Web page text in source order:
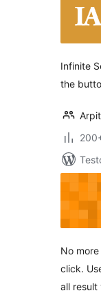
Infinite
the
No
click.
all result